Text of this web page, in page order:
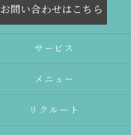
お問い合わせはこちら
サービス
メニュー
リクルート